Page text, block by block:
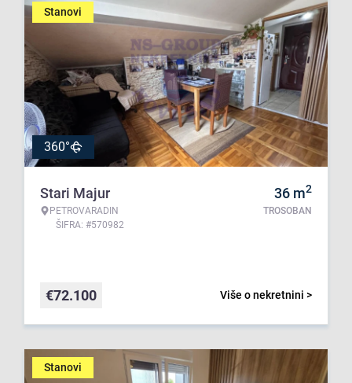
Stanovi
360°
Stari Majur
PETROVARADIN
ŠIFRA: #570982
36 m2
TROSOBAN
Više o nekretnini >
€72.100
Stanovi